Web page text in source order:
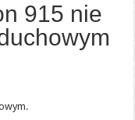
915 nie